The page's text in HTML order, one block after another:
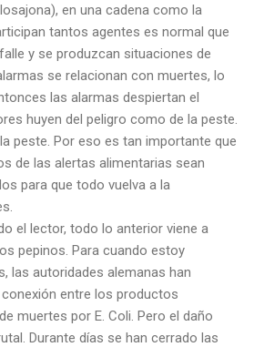
en una cadena como la
tantos agentes es normal que
y se produzcan situaciones de
se relacionan con muertes, lo
las alarmas despiertan el
huyen del peligro como de la peste.
peste. Por eso es tan importante que
de las alertas alimentarias sean
para que todo vuelva a la
el lector, todo lo anterior viene a
pepinos. Para cuando estoy
las autoridades alemanas han
entre los productos
muertes por E. Coli. Pero el daño
Durante días se han cerrado las